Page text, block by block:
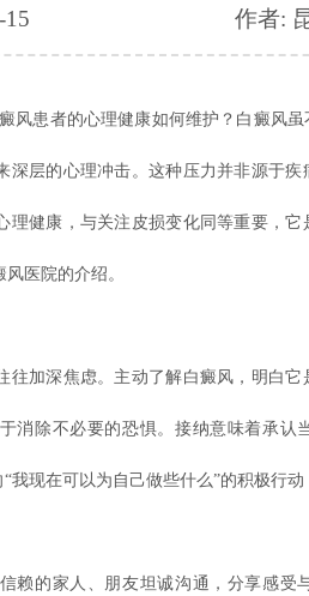
15 作者:
风患者的心理健康如何维护？白癜风
深层的心理冲击。这种压力并非源于疾
理健康，与关注皮损变化同等重要，
医院的介绍。
加深焦虑。主动了解白癜风，明白它
消除不必要的恐惧。接纳意味着承认
我现在可以为自己做些什么”的积极行动
的家人、朋友坦诚沟通，分享感受